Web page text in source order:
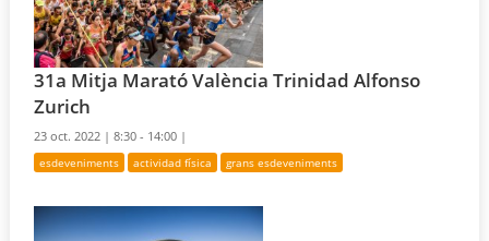
31a Mitja Marató València Trinidad Alfonso
Zurich
23 oct. 2022 |8:30 - 14:00 |
esdeveniments actividad física grans esdeveniments